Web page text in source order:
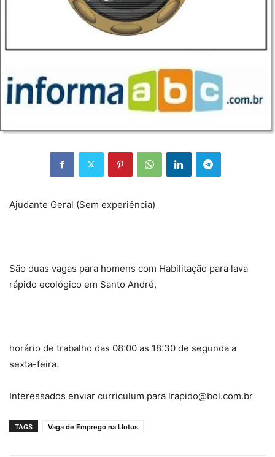
Ajudante Geral (Sem experiência)
São duas vagas para homens com Habilitação para lava
rápido ecológico em Santo André,
horário de trabalho das 08:00 as 18:30 de segunda a
sexta-feira.
Interessados enviar curriculum para lrapido@bol.com.br
TAGS Vaga de Emprego na Llotus